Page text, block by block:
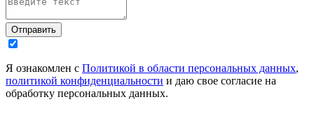
Отправить
Я ознакомлен с Политикой в области персональных данных,
политикой конфиденциальности и даю свое согласие на
обработку персональных данных.